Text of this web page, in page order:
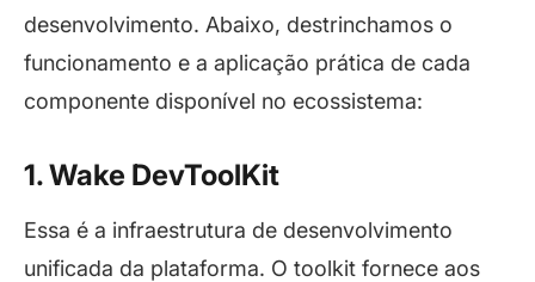
desenvolvimento. Abaixo, destrinchamos o
funcionamento e a aplicação prática de cada
componente disponível no ecossistema:
1. Wake DevToolKit
Essa é a infraestrutura de desenvolvimento
unificada da plataforma. O toolkit fornece aos